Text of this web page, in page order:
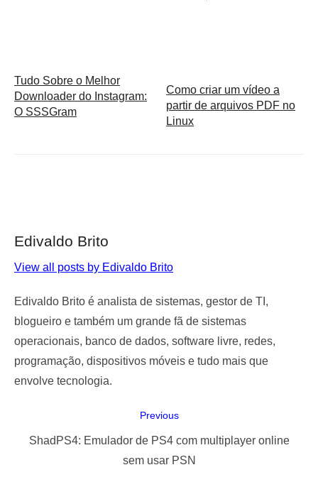
Tudo Sobre o Melhor
Downloader do Instagram:
O SSSGram
Como criar um vídeo a
partir de arquivos PDF no
Linux
Edivaldo Brito
View all posts by Edivaldo Brito
Edivaldo Brito é analista de sistemas, gestor de TI,
blogueiro e também um grande fã de sistemas
operacionais, banco de dados, software livre, redes,
programação, dispositivos móveis e tudo mais que
envolve tecnologia.
de
Previous
Previous
ShadPS4: Emulador de PS4 com multiplayer online
sem usar PSN